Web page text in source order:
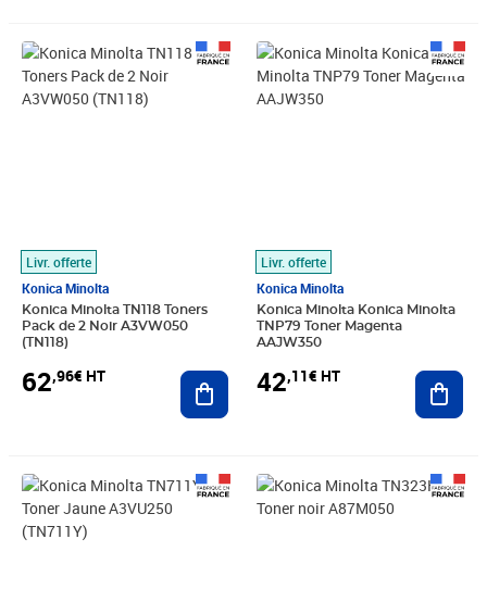
Livr. offerte
Konica Minolta
Konica Minolta TN118 Toners
Pack de 2 Noir A3VW050
(TN118)
62,96€ HT
Prix 62,96€ HT
Ajouter au panier
Livr. offerte
Konica Minolta
Konica Minolta Konica Minolta
TNP79 Toner Magenta
AAJW350
42,11€ HT
Prix 42,11€ HT
Prix 85,72€ HT Prix barré 87,49€ HT
Prix 57,33€ HT